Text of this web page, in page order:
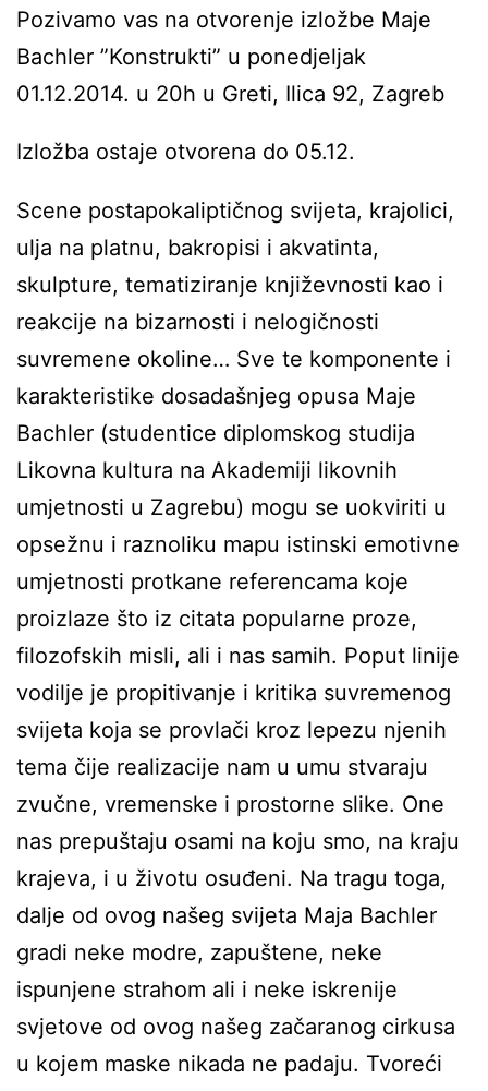
Pozivamo vas na otvorenje izložbe Maje
Bachler ”Konstrukti” u ponedjeljak
01.12.2014. u 20h u Greti, Ilica 92, Zagreb
Izložba ostaje otvorena do 05.12.
Scene postapokaliptičnog svijeta, krajolici,
ulja na platnu, bakropisi i akvatinta,
skulpture, tematiziranje književnosti kao i
reakcije na bizarnosti i nelogičnosti
suvremene okoline… Sve te komponente i
karakteristike dosadašnjeg opusa Maje
Bachler (studentice diplomskog studija
Likovna kultura na Akademiji likovnih
umjetnosti u Zagrebu) mogu se uokviriti u
opsežnu i raznoliku mapu istinski emotivne
umjetnosti protkane referencama koje
proizlaze što iz citata popularne proze,
filozofskih misli, ali i nas samih. Poput linije
vodilje je propitivanje i kritika suvremenog
svijeta koja se provlači kroz lepezu njenih
tema čije realizacije nam u umu stvaraju
zvučne, vremenske i prostorne slike. One
nas prepuštaju osami na koju smo, na kraju
krajeva, i u životu osuđeni. Na tragu toga,
dalje od ovog našeg svijeta Maja Bachler
gradi neke modre, zapuštene, neke
ispunjene strahom ali i neke iskrenije
svjetove od ovog našeg začaranog cirkusa
u kojem maske nikada ne padaju. Tvoreći